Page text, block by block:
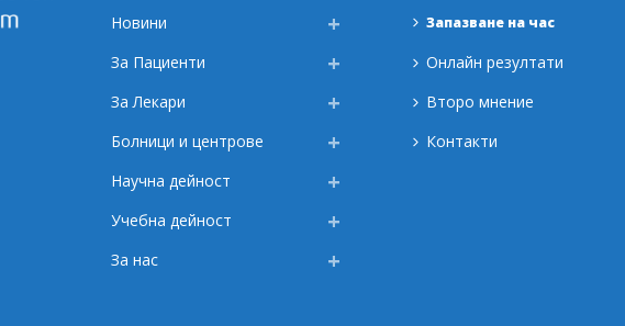
Новини
За Пациенти
За Лекари
Болници и центрове
Научна дейност
Учебна дейност
За нас
Запазване на час
Онлайн резултати
Второ мнение
Контакти